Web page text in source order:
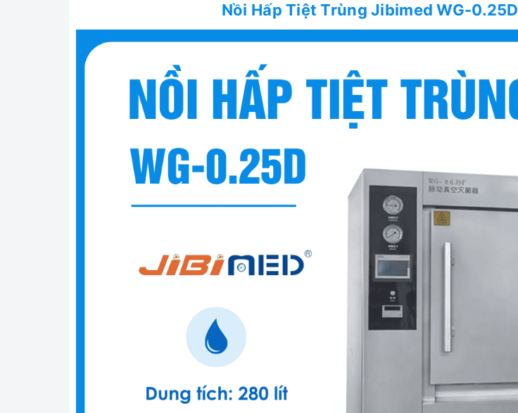
Nồi Hấp Tiệt Trùng Jibimed WG-0.25D